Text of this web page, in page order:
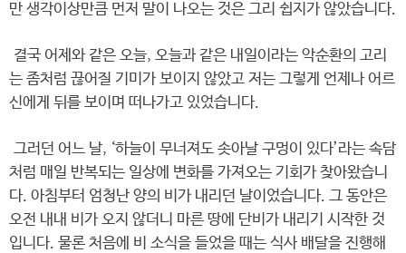
만 생각이상만큼 먼저 말이 나오는 것은 그리 쉽지가 않았습니다.
결국 어제와 같은 오늘, 오늘과 같은 내일이라는 악순환의 고리
는 좀처럼 끊어질 기미가 보이지 않았고 저는 그렇게 언제나 어르
신에게 뒤를 보이며 떠나가고 있었습니다.
그러던 어느 날, ‘하늘이 무너져도 솟아날 구멍이 있다’라는 속담
처럼 매일 반복되는 일상에 변화를 가져오는 기회가 찾아왔습니
다. 아침부터 엄청난 양의 비가 내리던 날이었습니다. 그 동안은
오전 내내 비가 오지 않더니 마른 땅에 단비가 내리기 시작한 것
입니다. 물론 처음에 비 소식을 들었을 때는 식사 배달을 진행해